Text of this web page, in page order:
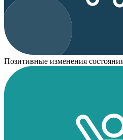
Позитивные изменения